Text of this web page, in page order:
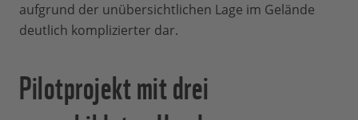
aufgrund der unübersichtlichen Lage im Gelände
deutlich komplizierter dar.
Pilotprojekt mit drei